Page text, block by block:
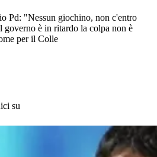
Pd: "Nessun giochino, non c'entro
governo è in ritardo la colpa non è
per il Colle
su